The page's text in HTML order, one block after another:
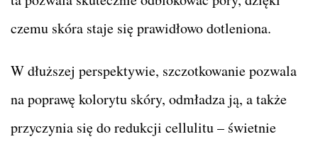
czemu skóra staje się prawidłowo dotleniona.
W dłuższej perspektywie, szczotkowanie pozwala
na poprawę kolorytu skóry, odmładza ją, a także
przyczynia się do redukcji cellulitu – świetnie